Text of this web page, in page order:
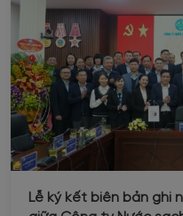
Lễ ký kết biên bản ghi